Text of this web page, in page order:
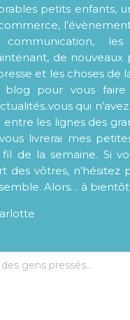
petits enfants,
de nouveaux
et les choses de
blog pour vous faire
qui
entre les lignes des
livrerai mes
fil de la semaine. Si
des vôtres, n’hésitez
Alors… à bientôt
gens pressés...